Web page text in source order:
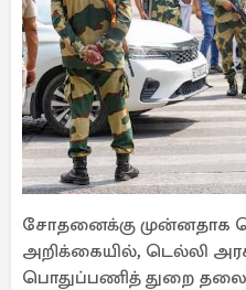
சோதனைக்கு முன்னதாக
அறிக்கையில், டெல்லி
பொதுப்பணித் துறை